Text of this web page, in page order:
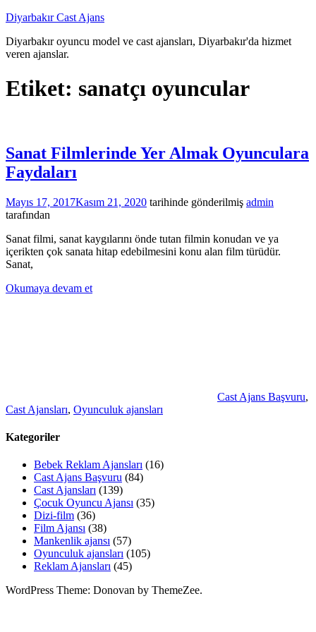
İçeriğe
Diyarbakır Cast Ajans
Diyarbakır oyuncu model ve cast ajansları, Diyarbakır'da hizmet
veren ajanslar.
Etiket: sanatçı oyuncular
Sanat Filmlerinde Yer Almak Oyunculara
Faydaları
Mayıs 17, 2017Kasım 21, 2020 tarihinde gönderilmiş admin
tarafından
Sanat filmi, sanat kaygılarını önde tutan filmin konudan ve ya
içerikten çok sanata hitap edebilmesini konu alan film türüdür.
Sanat,
Okumaya devam et
Cast Ajans Başvuru,
Cast Ajansları, Oyunculuk ajansları
Kategoriler
Bebek Reklam Ajansları (16)
Cast Ajans Başvuru (84)
Cast Ajansları (139)
Çocuk Oyuncu Ajansı (35)
Dizi-film (36)
Film Ajansı (38)
Mankenlik ajansı (57)
Oyunculuk ajansları (105)
Reklam Ajansları (45)
WordPress Theme: Donovan by ThemeZee.